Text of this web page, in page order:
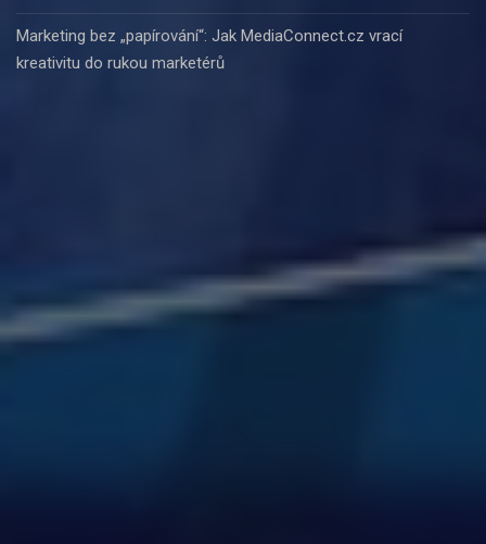
Marketing bez „papírování“: Jak MediaConnect.cz vrací
kreativitu do rukou marketérů